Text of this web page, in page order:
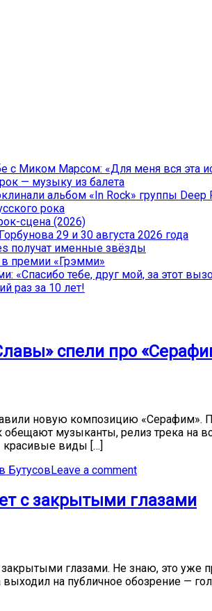
с Миком Марсом: «Для меня вся эта
— музыку из балета
альбом «In Rock» группы Deep
рока
сцена (2026)
29 и 30 августа 2026 года
получат именные звёзды
в премии «Грэмми»
«Спасибо тебе, друг мой, за этот
раз за 10 лет!
спели про
новую композицию «Серафим».
обещают музыканты, релиз трека на
красивые виды […]
БутусовLeave a comment
с закрытыми глазами
закрытыми глазами. Не знаю, это
на публичное обозрение —